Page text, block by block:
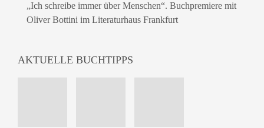
„Ich schreibe immer über Menschen“. Buchpremiere mit
Oliver Bottini im Literaturhaus Frankfurt
AKTUELLE BUCHTIPPS